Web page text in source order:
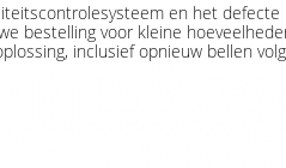
en het defecte
bestelling voor kleine
inclusief opnieuw bellen